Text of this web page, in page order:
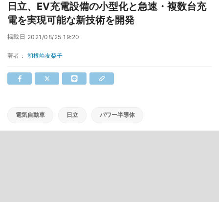
日立、EV充電設備の小型化と急速・複数台充
電を実現可能な新技術を開発
掲載日 2021/08/25 19:20
著者： 和根﨑友梨子
電気自動車 日立 パワー半導体